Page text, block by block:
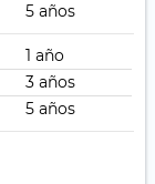
5 años
1 año
3 años
5 años